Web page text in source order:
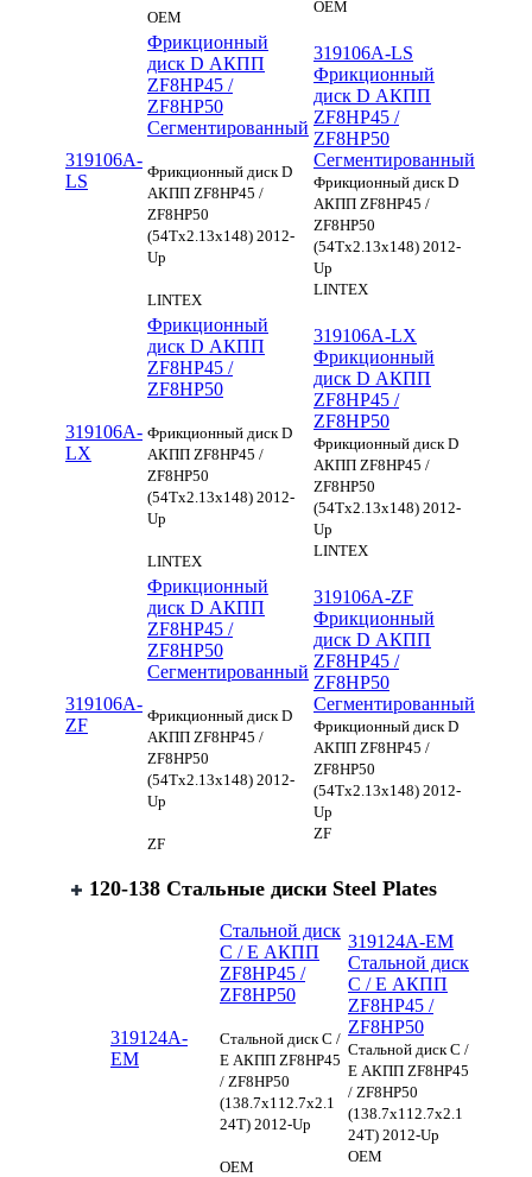
OEM
OEM
319106A-
LS
Фрикционный
диск D АКПП
ZF8HP45 /
ZF8HP50
Сегментированный
Фрикционный диск D
АКПП ZF8HP45 /
ZF8HP50
(54Tx2.13x148) 2012-
Up
LINTEX
319106A-LS
Фрикционный
диск D АКПП
ZF8HP45 /
ZF8HP50
Сегментированный
Фрикционный диск D
АКПП ZF8HP45 /
ZF8HP50
(54Tx2.13x148) 2012-
Up
LINTEX
319106A-
LX
Фрикционный
диск D АКПП
ZF8HP45 /
ZF8HP50
Фрикционный диск D
АКПП ZF8HP45 /
ZF8HP50
(54Tx2.13x148) 2012-
Up
LINTEX
319106A-LX
Фрикционный
диск D АКПП
ZF8HP45 /
ZF8HP50
Фрикционный диск D
АКПП ZF8HP45 /
ZF8HP50
(54Tx2.13x148) 2012-
Up
LINTEX
319106A-
ZF
Фрикционный
диск D АКПП
ZF8HP45 /
ZF8HP50
Сегментированный
Фрикционный диск D
АКПП ZF8HP45 /
ZF8HP50
(54Tx2.13x148) 2012-
Up
ZF
319106A-ZF
Фрикционный
диск D АКПП
ZF8HP45 /
ZF8HP50
Сегментированный
Фрикционный диск D
АКПП ZF8HP45 /
ZF8HP50
(54Tx2.13x148) 2012-
Up
ZF
120-138 Стальные диски Steel Plates
319124A-
EM
Стальной диск
C / E АКПП
ZF8HP45 /
ZF8HP50
Стальной диск C /
E АКПП ZF8HP45
/ ZF8HP50
(138.7x112.7x2.1
24T) 2012-Up
OEM
319124A-EM
Стальной диск
C / E АКПП
ZF8HP45 /
ZF8HP50
Стальной диск C /
E АКПП ZF8HP45
/ ZF8HP50
(138.7x112.7x2.1
24T) 2012-Up
OEM